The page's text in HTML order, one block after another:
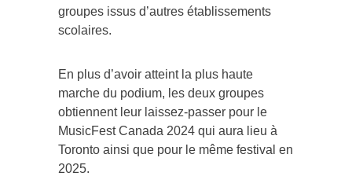
groupes issus d’autres établissements
scolaires.
En plus d’avoir atteint la plus haute
marche du podium, les deux groupes
obtiennent leur laissez-passer pour le
MusicFest Canada 2024 qui aura lieu à
Toronto ainsi que pour le même festival en
2025.